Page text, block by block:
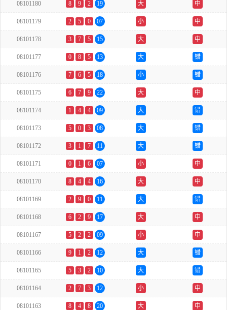
08101180 8 9 2 19 大 中
08101179 2 5 0 07 小 中
08101178 3 7 5 15 大 中
08101177 0 8 5 13 大 错
08101176 7 6 5 18 小 错
08101175 6 7 9 22 大 中
08101174 1 4 4 09 大 错
08101173 5 0 3 08 大 错
08101172 3 1 7 11 大 错
08101171 0 1 6 07 小 中
08101170 8 4 4 16 大 中
08101169 2 9 0 11 大 错
08101168 6 2 9 17 大 中
08101167 5 2 2 09 小 中
08101166 9 1 2 12 大 错
08101165 5 3 2 10 大 错
08101164 2 7 3 12 小 中
08101163 8 4 8 20 大 中